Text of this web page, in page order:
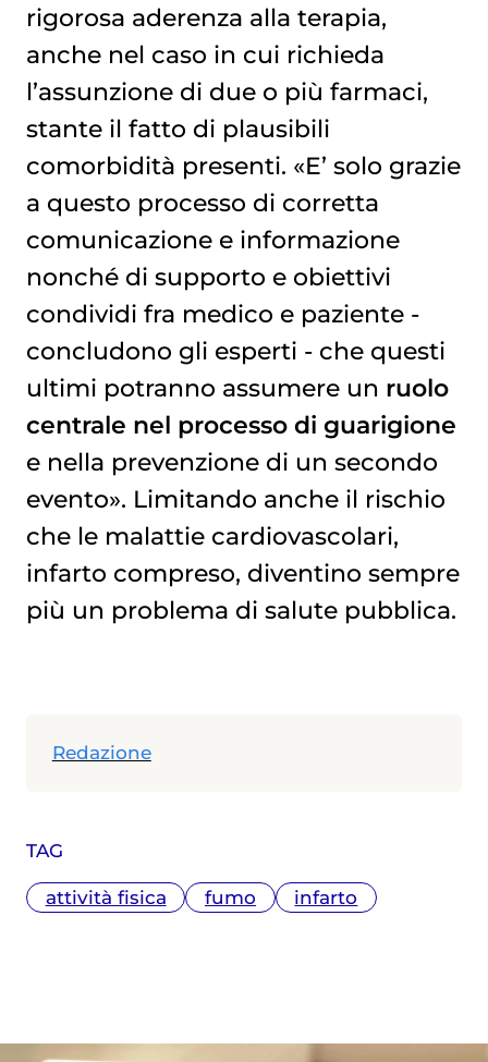
TAG
attività fisica fumo infarto
rigorosa aderenza alla terapia,
anche nel caso in cui richieda
l’assunzione di due o più farmaci,
stante il fatto di plausibili
comorbidità presenti. «E’ solo grazie
a questo processo di corretta
comunicazione e informazione
nonché di supporto e obiettivi
condividi fra medico e paziente -
concludono gli esperti - che questi
ultimi potranno assumere un ruolo
centrale nel processo di guarigione
e nella prevenzione di un secondo
evento». Limitando anche il rischio
che le malattie cardiovascolari,
infarto compreso, diventino sempre
più un problema di salute pubblica.
Redazione